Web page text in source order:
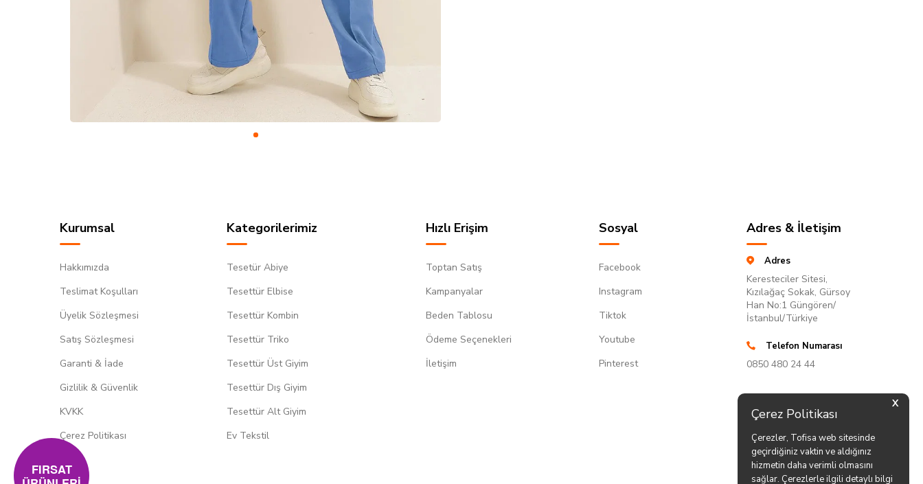
X
Çerez Politikası
Çerezler, Tofisa web sitesinde
geçirdiğiniz vaktin ve aldığınız
hizmetin daha verimli olmasını
sağlar. Çerezlerle ilgili detaylı bilgi
Kurumsal
Hakkımızda
Teslimat Koşulları
Üyelik Sözleşmesi
Satış Sözleşmesi
Garanti & İade
Gizlilik & Güvenlik
KVKK
Çerez Politikası
Kategorilerimiz
Tesetür Abiye
Tesettür Elbise
Tesettür Kombin
Tesettür Triko
Tesettür Üst Giyim
Tesettür Dış Giyim
Tesettür Alt Giyim
Ev Tekstil
Hızlı Erişim
Toptan Satış
Kampanyalar
Beden Tablosu
Ödeme Seçenekleri
İletişim
Sosyal
Facebook
Instagram
Tiktok
Youtube
Pinterest
Adres & İletişim
Adres
Keresteciler Sitesi,
Kızılağaç Sokak, Gürsoy
Han No:1 Güngören/
İstanbul/Türkiye
Telefon Numarası
0850 480 24 44
FIRSAT